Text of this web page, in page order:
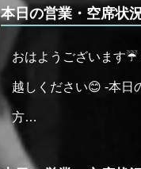
本日の営業・空席状
おはようございます
越しください😊 -本
方…